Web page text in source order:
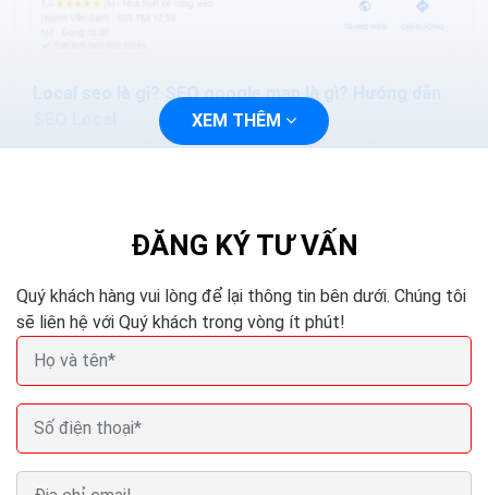
Local seo là gì? SEO google map là gì? Hướng dẫn
Local SEO được hiểu đơn giản là việc tối ưu hóa
website của bạn.
XEM THÊM
ĐĂNG KÝ TƯ VẤN
Quý khách hàng vui lòng để lại thông tin bên dưới. Chúng tôi
sẽ liên hệ với Quý khách trong vòng ít phút!